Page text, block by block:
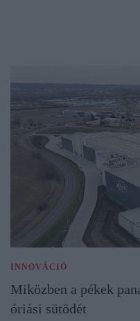
INNOVÁCIÓ
Miközben a pékek
óriási sütödét